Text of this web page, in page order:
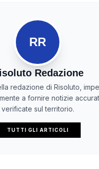
RR
Redazione
redazione di Risoluto,
a fornire notizie
verificate sul territorio.
TUTTI GLI ARTICOLI